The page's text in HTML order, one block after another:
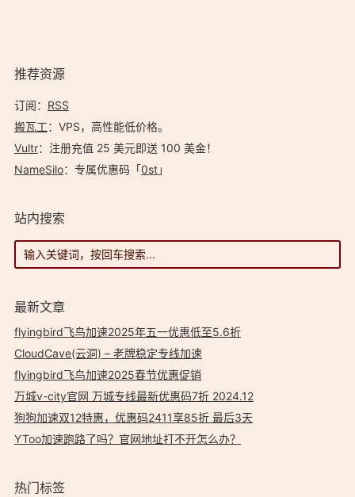
推荐资源
订阅： RSS
搬瓦工：VPS，高性能低价格。️
Vultr：注册充值 25 美元即送 100 美金！
NameSilo：专属优惠码「0st」
站内搜索
最新文章
flyingbird飞鸟加速2025年五一优惠低至5.6折
CloudCave(云洞) – 老牌稳定专线加速
flyingbird飞鸟加速2025春节优惠促销
万城v-city官网 万城专线最新优惠码7折 2024.12
狗狗加速双12特惠，优惠码2411享85折 最后3天
YToo加速跑路了吗？官网地址打不开怎么办？
热门标签